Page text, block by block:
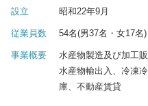
設立 昭和22年9月
従業員数 54名(男37名・女17名)
事業概要
水産物製造及び加工
水産物輸出入、冷凍
庫、不動産賃貸